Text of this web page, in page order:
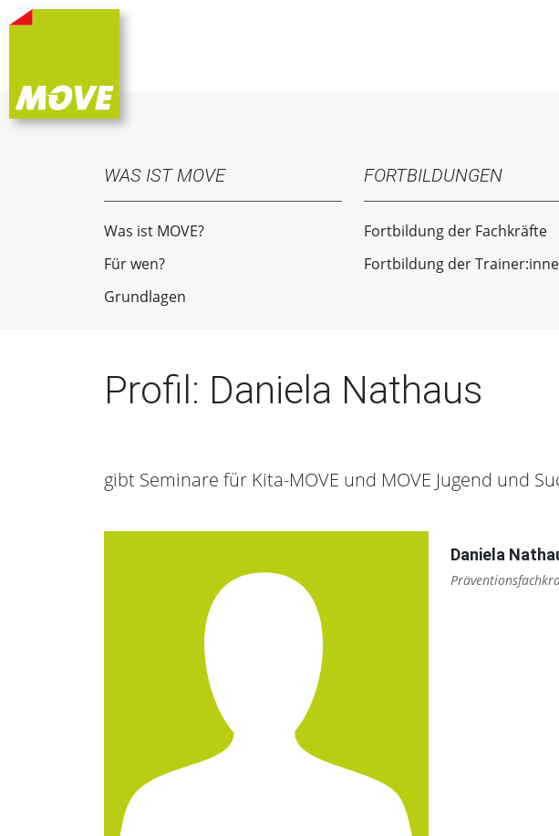
WAS IST MOVE
Was ist MOVE?
Für wen?
Grundlagen
FORTBILDUNGEN
Fortbildung der Fachkräfte
Fortbildung der
Profil: Daniela Nathaus
gibt Seminare für Kita-MOVE und MOVE Jugend und
Daniela